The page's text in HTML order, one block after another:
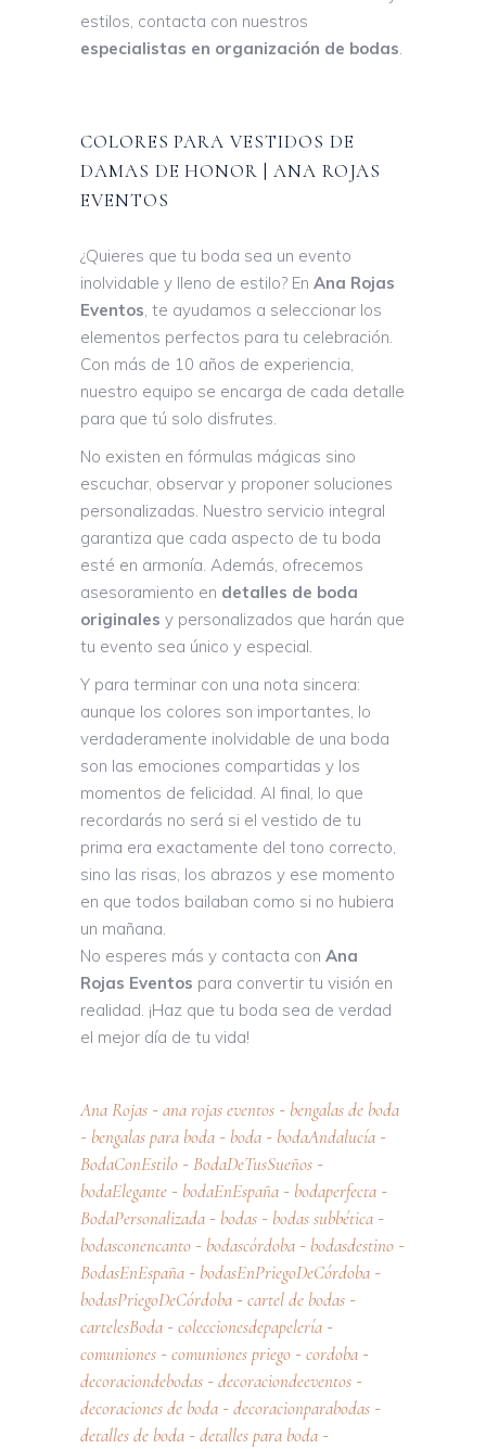
estilos, contacta con nuestros
especialistas en organización de bodas.
COLORES PARA VESTIDOS DE
DAMAS DE HONOR | ANA ROJAS
EVENTOS
¿Quieres que tu boda sea un evento
inolvidable y lleno de estilo? En Ana Rojas
Eventos, te ayudamos a seleccionar los
elementos perfectos para tu celebración.
Con más de 10 años de experiencia,
nuestro equipo se encarga de cada detalle
para que tú solo disfrutes.
No existen en fórmulas mágicas sino
escuchar, observar y proponer soluciones
personalizadas. Nuestro servicio integral
garantiza que cada aspecto de tu boda
esté en armonía. Además, ofrecemos
asesoramiento en detalles de boda
originales y personalizados que harán que
tu evento sea único y especial.
Y para terminar con una nota sincera:
aunque los colores son importantes, lo
verdaderamente inolvidable de una boda
son las emociones compartidas y los
momentos de felicidad. Al final, lo que
recordarás no será si el vestido de tu
prima era exactamente del tono correcto,
sino las risas, los abrazos y ese momento
en que todos bailaban como si no hubiera
un mañana.
No esperes más y contacta con Ana
Rojas Eventos para convertir tu visión en
realidad. ¡Haz que tu boda sea de verdad
el mejor día de tu vida!
Ana Rojas - ana rojas eventos - bengalas de boda
- bengalas para boda - boda - bodaAndalucía -
BodaConEstilo - BodaDeTusSueños -
bodaElegante - bodaEnEspaña - bodaperfecta -
BodaPersonalizada - bodas - bodas subbética -
bodasconencanto - bodascórdoba - bodasdestino -
BodasEnEspaña - bodasEnPriegoDeCórdoba -
bodasPriegoDeCórdoba - cartel de bodas -
cartelesBoda - coleccionesdepapelería -
comuniones - comuniones priego - cordoba -
decoraciondebodas - decoraciondeeventos -
decoraciones de boda - decoracionparabodas -
detalles de boda - detalles para boda -